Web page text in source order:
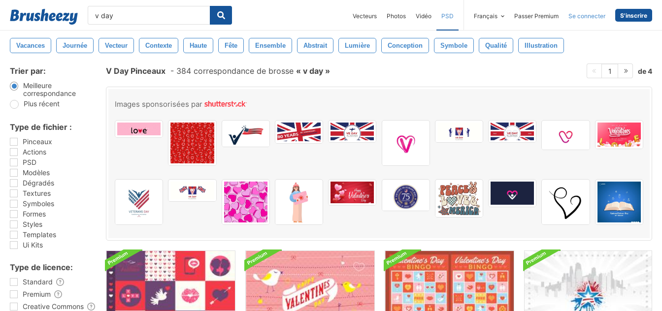
Vecteurs Photos Vidéo PSD Français Passer Premium Se connecter S'inscrire
Vacances Journée Vecteur Contexte Haute Fête Ensemble Abstrait Lumière Conception Symbole Qualité Illustration
Trier par:
Meilleure
correspondance
Plus récent
Type de fichier :
Pinceaux
Actions
PSD
Modèles
Dégradés
Textures
Symboles
Formes
Styles
Templates
Ui Kits
Type de licence:
Standard
Premium
Creative Commons
V Day Pinceaux - 384 correspondance de brosse v day 1 de 4
Images sponsorisées par